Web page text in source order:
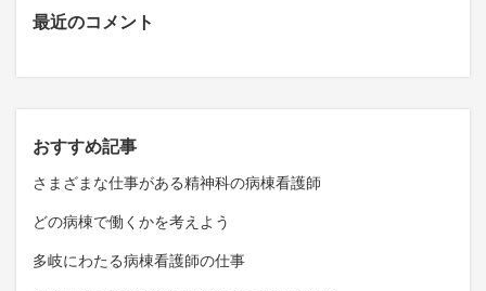
最近のコメント
おすすめ記事
さまざまな仕事がある精神科の病棟看護師
どの病棟で働くかを考えよう
多岐にわたる病棟看護師の仕事